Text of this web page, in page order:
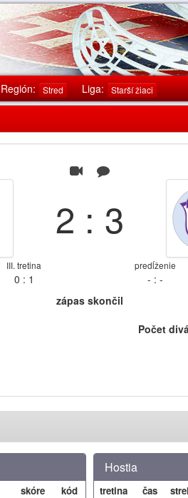
Región: Stred Liga: Starší žiaci
2 : 3
III. tretina
0 : 1
predĺženie
- : -
zápas skončil
Počet
skóre
kód
Hostia
tretina čas